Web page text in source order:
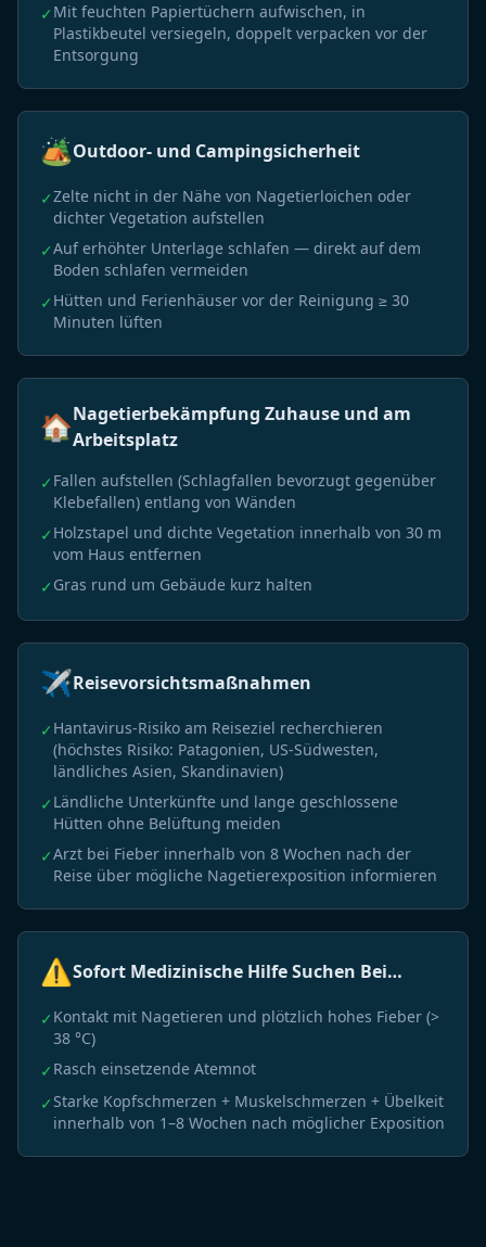
✓ Mit feuchten Papiertüchern aufwischen, in
Plastikbeutel versiegeln, doppelt verpacken vor der
Entsorgung
🏕️Outdoor- und Campingsicherheit
✓Zelte nicht in der Nähe von Nagetierloichen oder
dichter Vegetation aufstellen
✓Auf erhöhter Unterlage schlafen — direkt auf dem
Boden schlafen vermeiden
✓ Hütten und Ferienhäuser vor der Reinigung ≥ 30
Minuten lüften
🏠Nagetierbekämpfung Zuhause und am
Arbeitsplatz
✓ Fallen aufstellen (Schlagfallen bevorzugt gegenüber
Klebefallen) entlang von Wänden
✓ Holzstapel und dichte Vegetation innerhalb von 30 m
vom Haus entfernen
✓ Gras rund um Gebäude kurz halten
✈️Reisevorsichtsmaßnahmen
✓ Hantavirus-Risiko am Reiseziel recherchieren
(höchstes Risiko: Patagonien, US-Südwesten,
ländliches Asien, Skandinavien)
✓ Ländliche Unterkünfte und lange geschlossene
Hütten ohne Belüftung meiden
✓Arzt bei Fieber innerhalb von 8 Wochen nach der
Reise über mögliche Nagetierexposition informieren
⚠️Sofort Medizinische Hilfe Suchen Bei…
✓ Kontakt mit Nagetieren und plötzlich hohes Fieber (>
38 °C)
✓ Rasch einsetzende Atemnot
✓ Starke Kopfschmerzen + Muskelschmerzen + Übelkeit
innerhalb von 1–8 Wochen nach möglicher Exposition